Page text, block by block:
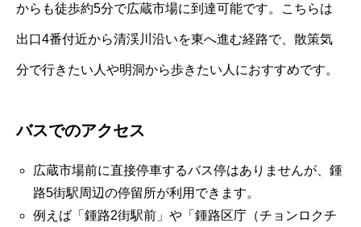
からも徒歩約5分で広蔵市場に到達可能です。こちらは
出口4番付近から清渓川沿いを東へ進む経路で、散策気
分で行きたい人や明洞から歩きたい人におすすめです。
バスでのアクセス
広蔵市場前に直接停車するバス停はありませんが、鍾
路5街駅周辺の停留所が利用できます。
例えば「鍾路2街駅前」や「鍾路区庁（チョンロクチ